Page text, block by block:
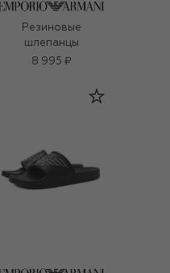
Резиновые
шлепанцы
8 995 ₽